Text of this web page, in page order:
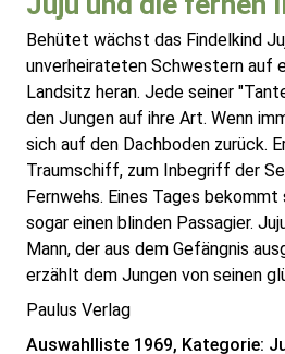
Behütet wächst das Findelkind
unverheirateten Schwestern auf
Landsitz heran. Jede seiner
den Jungen auf ihre Art. Wenn
sich auf den Dachboden zurück.
Traumschiff, zum Inbegriff der
Fernwehs. Eines Tages
sogar einen blinden Passagier.
Mann, der aus dem Gefängnis
erzählt dem Jungen von seinen
Paulus Verlag
Auswahlliste 1969, Kategorie: